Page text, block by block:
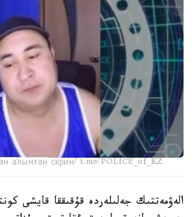
алынған скрин/ t.me/POLICE_of_KZ
الەۋمەتتىك جەلىلەردە قۇقىققا قايشى